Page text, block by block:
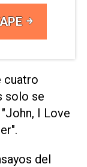
cuatro
solo se
I Love
del